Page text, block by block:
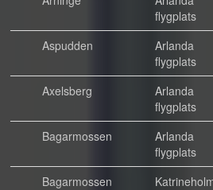
flygplats
Aspudden
Arlanda
flygplats
Axelsberg
Arlanda
flygplats
Bagarmossen
Arlanda
flygplats
Bagarmossen